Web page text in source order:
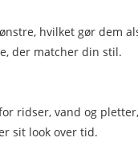
hvilket gør
der matcher din stil.
vand og
sit look over tid.